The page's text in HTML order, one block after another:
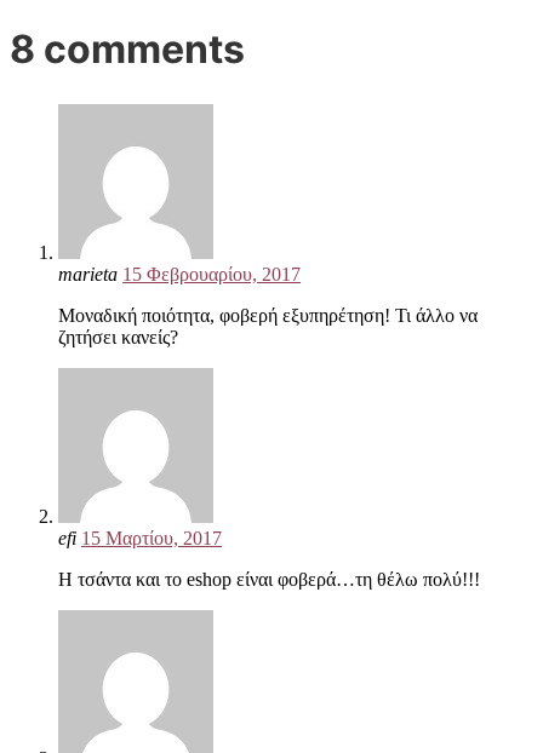
8 comments
marieta 15 Φεβρουαρίου, 2017
Μοναδική ποιότητα, φοβερή εξυπηρέτηση! Τι άλλο να
ζητήσει κανείς?
efi 15 Μαρτίου, 2017
Η τσάντα και το eshop είναι φοβερά…τη θέλω πολύ!!!